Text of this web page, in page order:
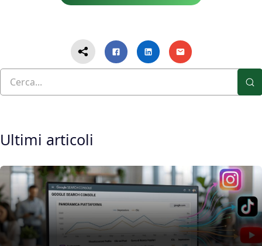
Ultimi articoli